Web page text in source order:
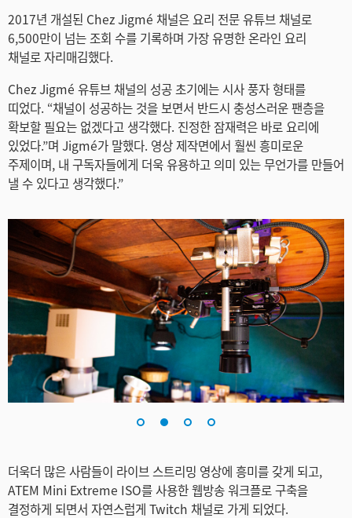
Mexico
Malaysia
Netherlands
New Zealand
Norway
Portugal
Singapore
South Africa
Spain
Sweden
Chinese Taipei
UAE
Ukraine
2017년 개설된 Chez Jigmé 채널은 요리 전문 유튜브 채널로
6,500만이 넘는 조회 수를 기록하며 가장 유명한 온라인 요리
채널로 자리매김했다.
Chez Jigmé 유튜브 채널의 성공 초기에는 시사 풍자 형태를
띠었다. “채널이 성공하는 것을 보면서 반드시 충성스러운 팬층을
확보할 필요는 없겠다고 생각했다. 진정한 잠재력은 바로 요리에
있었다.”며 Jigmé가 말했다. 영상 제작면에서 훨씬 흥미로운
주제이며, 내 구독자들에게 더욱 유용하고 의미 있는 무언가를 만들어
낼 수 있다고 생각했다.”
더욱더 많은 사람들이 라이브 스트리밍 영상에 흥미를 갖게 되고,
ATEM Mini Extreme ISO를 사용한 웹방송 워크플로 구축을
결정하게 되면서 자연스럽게 Twitch 채널로 가게 되었다.